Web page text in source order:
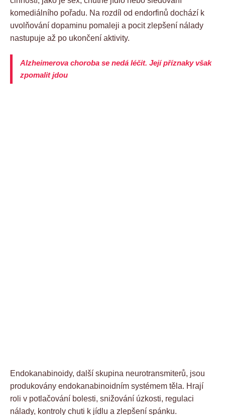
komediálního pořadu. Na rozdíl od endorfinů dochází k
uvolňování dopaminu pomaleji a pocit zlepšení nálady
nastupuje až po ukončení aktivity.
Alzheimerova choroba se nedá léčit. Její příznaky však
zpomalit jdou
Endokanabinoidy, další skupina neurotransmiterů, jsou
produkovány endokanabinoidním systémem těla. Hrají
roli v potlačování bolesti, snižování úzkosti, regulaci
nálady, kontroly chuti k jídlu a zlepšení spánku.